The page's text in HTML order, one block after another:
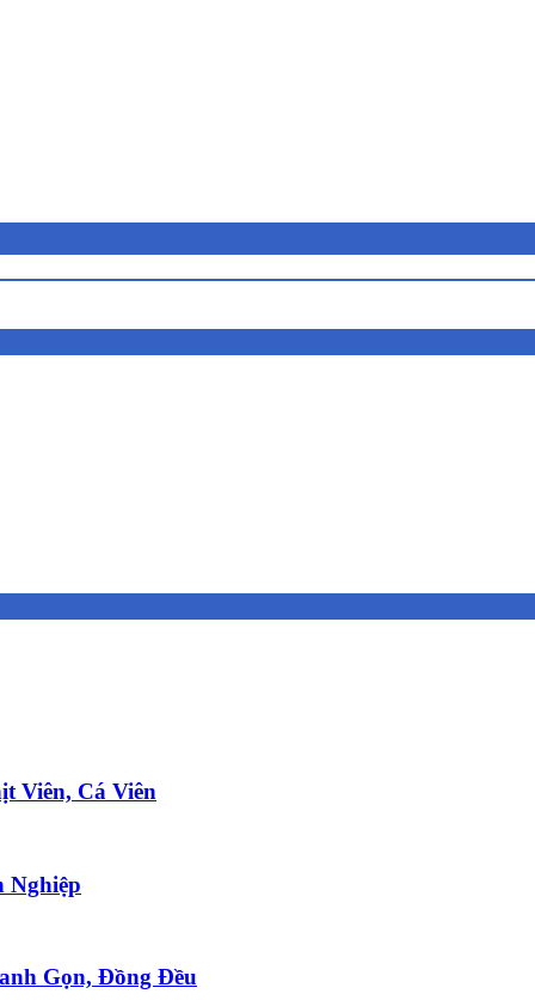
Viên, Cá Viên
Nghiệp
Gọn, Đồng Đều